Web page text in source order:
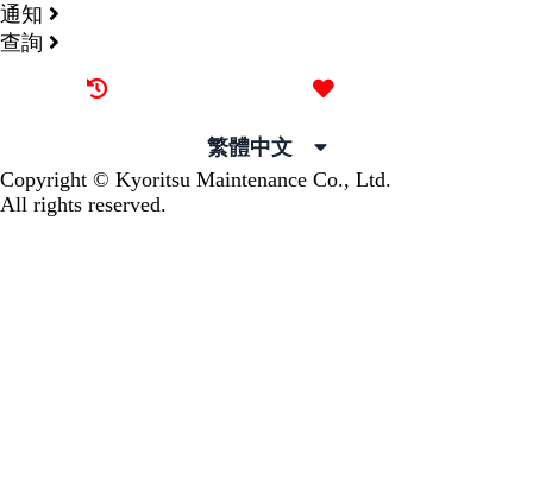
通知
查詢
繁體中文
Copyright © Kyoritsu Maintenance Co., Ltd.
All rights reserved.